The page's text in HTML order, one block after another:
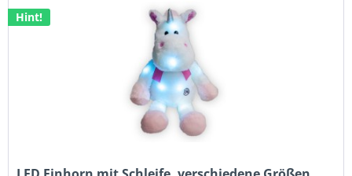
Hint!